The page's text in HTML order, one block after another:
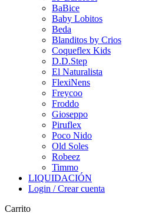
BaBice
Baby Lobitos
Beda
Blanditos by Crios
Coqueflex Kids
D.D.Step
El Naturalista
FlexiNens
Freycoo
Froddo
Gioseppo
Piruflex
Poco Nido
Old Soles
Robeez
Timmo
LIQUIDACIÓN
Login / Crear cuenta
Carrito